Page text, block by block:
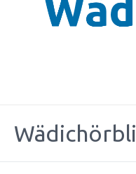
Wädichörbli